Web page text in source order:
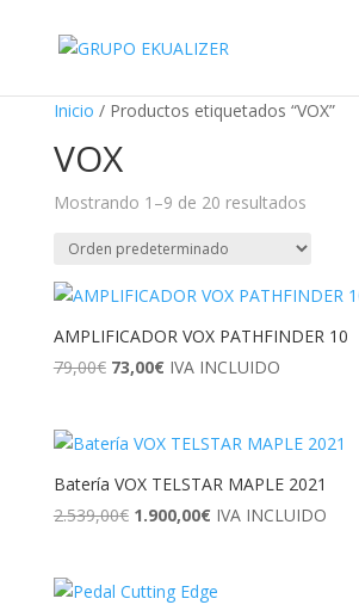
Inicio / Productos etiquetados “VOX”
VOX
Mostrando 1–9 de 20 resultados
AMPLIFICADOR VOX PATHFINDER 10
79,00€ El
era:
79,00€.
73,00€El
es:
73,00€.
IVA INCLUIDO
Batería VOX TELSTAR MAPLE 2021
2.539,00€ El
era:
1.900,00€El
es:
IVA INCLUIDO